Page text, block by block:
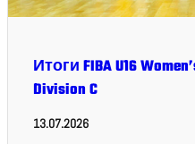
Итоги FIBA U16
Division C
13.07.2026